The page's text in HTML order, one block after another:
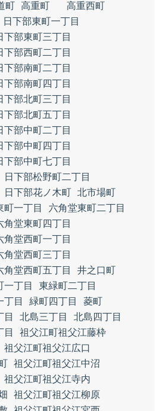
町 高重町
高重西町
日下部東町一丁目
下部東町三丁目
下部西町二丁目
下部南町二丁目
下部南町四丁目
下部北町三丁目
下部北町五丁目
下部中町二丁目
下部中町四丁目
下部中町七丁目
日下部松野町二丁目
日下部花ノ木町 北市場町
町一丁目
六角堂東町二丁目
角堂東町四丁目
角堂西町一丁目
角堂西町三丁目
角堂西町五丁目
井之口町
一丁目
東緑町二丁目
丁目 緑町四丁目
菱町
目 北島三丁目
北島四丁目
目
祖父江町祖父江藤枠
祖父江町祖父江広口
祖父江町祖父江中沼
祖父江町祖父江寺内
祖父江町祖父江柳原